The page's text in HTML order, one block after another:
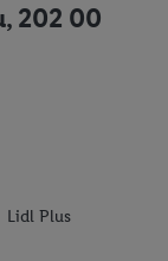
202 00
Lidl Plus